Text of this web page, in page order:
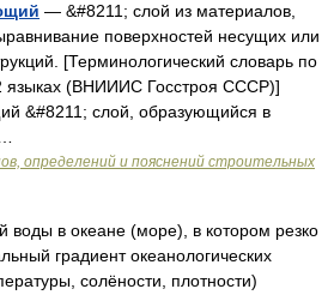
— &#8211; слой из материалов,
поверхностей несущих или
[Терминологический словарь по
языках (ВНИИИС Госстроя СССР)]
&#8211; слой, образующийся в
определений и пояснений строительных
воды в океане (море), в котором резко
градиент океанологических
солёности, плотности)